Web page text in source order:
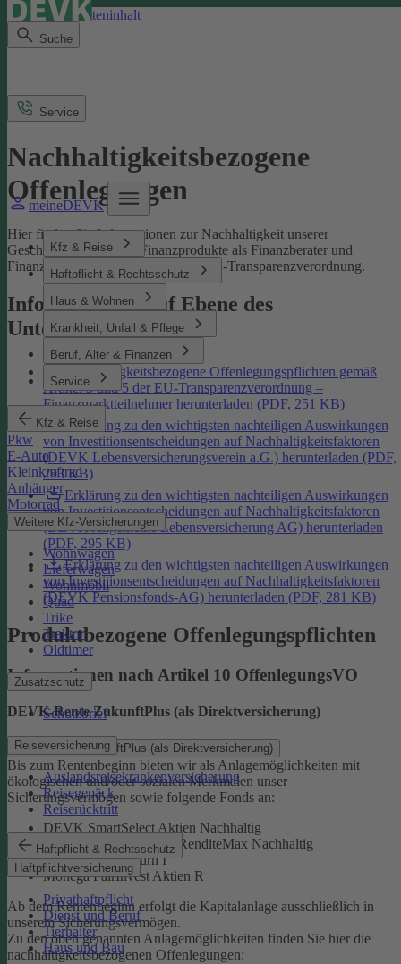
Direkt zum Seiteninhalt
Suche
meineDEVK
Kfz & Reise
Haftpflicht & Rechtsschutz
Haus & Wohnen
Krankheit, Unfall & Pflege
Beruf, Alter & Finanzen
Service
Kfz & Reise
Pkw
E-Auto
Kleinkraftrad
Anhänger
Motorrad
Weitere Kfz-Versicherungen
Wohnwagen
Lieferwagen
Wohnmobil
Quad
Trike
Traktor
Oldtimer
Zusatzschutz
Schutzbrief
Reiseversicherung
Auslandsreisekrankenversicherung
Reisegepäck
Reiserücktritt
Haftpflicht & Rechtsschutz
Haftpflichtversicherung
Privathaftpflicht
Dienst und Beruf
Tierhalter
Haus und Bau
Service
Nachhaltigkeitsbezogene
Offenlegungen
Hier finden Sie Informationen zur Nachhaltigkeit unserer
Geschäftsprozesse und Finanzprodukte als Finanzberater und
Finanzmarktteilnehmer gemäß der EU-Transparenzverordnung.
Informationen auf Ebene des
Unternehmens
Nachhaltigkeitsbezogene Offenlegungspflichten gemäß
Artikel 3 und 5 der EU-Transparenzverordnung –
Finanzmarktteilnehmer herunterladen (PDF, 251 KB)
Erklärung zu den wichtigsten nachteiligen Auswirkungen
von Investitionsentscheidungen auf Nachhaltigkeitsfaktoren
(DEVK Lebensversicherungsverein a.G.) herunterladen (PDF,
293 KB)
Erklärung zu den wichtigsten nachteiligen Auswirkungen
von Investitionsentscheidungen auf Nachhaltigkeitsfaktoren
(DEVK Allgemeine Lebensversicherung AG) herunterladen
(PDF, 295 KB)
Erklärung zu den wichtigsten nachteiligen Auswirkungen
von Investitionsentscheidungen auf Nachhaltigkeitsfaktoren
(DEVK Pensionsfonds-AG) herunterladen (PDF, 281 KB)
Produktbezogene Offenlegungspflichten
Informationen nach Artikel 10 OffenlegungsVO
DEVK-Rente ZukunftPlus (als Direktversicherung)
DEVK-Rente ZukunftPlus (als Direktversicherung)
Bis zum Rentenbeginn bieten wir als Anlagemöglichkeiten mit
ökologischen und/oder sozialen Merkmalen unser
Sicherungsvermögen sowie folgende Fonds an:
DEVK SmartSelect Aktien Nachhaltig
DEVK-Anlagekonzept RenditeMax Nachhaltig
Lupus Alpha Return I
Monega FairInvest Aktien R
Ab dem Rentenbeginn erfolgt die Kapitalanlage ausschließlich in
unserem Sicherungsvermögen.
Zu den oben genannten Anlagemöglichkeiten finden Sie hier die
nachhaltigkeitsbezogenen Offenlegungen: